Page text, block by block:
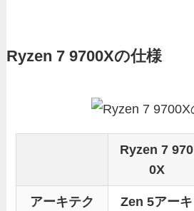
Ryzen 7 9700Xの仕様
Ryzen 7 970
0X
アーキテク
Zen 5アーキ